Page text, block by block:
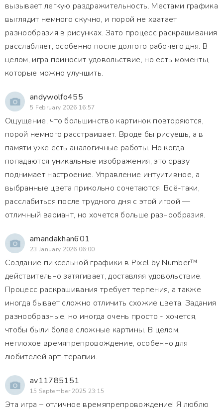
вызывает легкую раздражительность. Местами графика
выглядит немного скучно, и порой не хватает
разнообразия в рисунках. Зато процесс раскрашивания
расслабляет, особенно после долгого рабочего дня. В
целом, игра приносит удовольствие, но есть моменты,
которые можно улучшить.
andywolfo455
5 February 2026 16:57
Ощущение, что большинство картинок повторяются,
порой немного расстраивает. Вроде бы рисуешь, а в
памяти уже есть аналогичные работы. Но когда
попадаются уникальные изображения, это сразу
поднимает настроение. Управление интуитивное, а
выбранные цвета прикольно сочетаются. Всё-таки,
расслабиться после трудного дня с этой игрой —
отличный вариант, но хочется больше разнообразия.
amandakhan601
23 January 2026 06:00
Создание пиксельной графики в Pixel by Number™
действительно затягивает, доставляя удовольствие.
Процесс раскрашивания требует терпения, а также
иногда бывает сложно отличить схожие цвета. Задания
разнообразные, но иногда очень просто - хочется,
чтобы были более сложные картины. В целом,
неплохое времяпрепровождение, особенно для
любителей арт-терапии.
av11785151
15 September 2025 23:15
Эта игра – отличное времяпрепровождение! Я люблю